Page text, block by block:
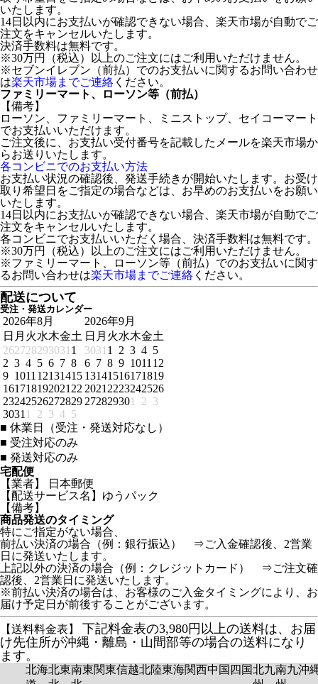
いたします。
14日以内にお支払いが確認できない場合、楽天市場が自動でご
注文をキャンセルいたします。
決済手数料は無料です。
※30万円（税込）以上のご注文にはご利用いただけません。
※セブンイレブン（前払）でのお支払いに関するお問い合わせ
は楽天市場までご連絡 ください。
ファミリーマート、ローソン等（前払）
【備考】
ローソン、ファミリーマート、ミニストップ、セイコーマート
でお支払いいただけます。
ご注文後に、お支払い受付番号を記載したメールを楽天市場か
らお送りいたします。
各コンビニでのお支払い方法
お支払い状況の確認後、発送手続きが開始いたします。お受け
取り希望日をご指定の場合などは、お早めのお支払いをお願い
いたします。
14日以内にお支払いが確認できない場合、楽天市場が自動でご
注文をキャンセルいたします。
各コンビニでお支払いいただく場合、決済手数料は無料です。
※30万円（税込）以上のご注文にはご利用いただけません。
※ファミリーマート、ローソン等（前払）でのお支払いに関す
るお問い合わせは楽天市場までご連絡 ください。
配送について
受注・発送カレンダー
2026年8月
日 月 火水木金土
262728293031 1
2 3 4 5 6 7 8
9 1011 12131415
161718192021 22
23242526272829
3031 1 2 3 4 5
2026年9月
日 月 火水木金土
3031 1 2 3 4 5
6 7 8 9 1011 12
13141516171819
2021 2223242526
272829301 2 3
■ 休業日（受注・発送対応なし）
■ 受注対応のみ
■ 発送対応のみ
宅配便
【業者】 日本郵便
【配送サービス名】ゆうパック
【備考】
商品発送のタイミング
特にご指定がない場合、
前払い決済の場合（例：銀行振込） ⇒ご入金確認後、2営業
日に発送いたします。
上記以外の決済の場合（例：クレジットカード） ⇒ご注文確
認後、2営業日に発送いたします。
※前払い決済の場合は、お客様のご入金タイミングにより、お
届け予定日が前後することがございます。
【送料料金表】
下記料金表の3,980円以上の送料は、お届
け先住所が沖縄・離島・山間部等の場合の送料になり
ます。
北海北東南東関東信越北陸東海関西中国 四国北九南九沖